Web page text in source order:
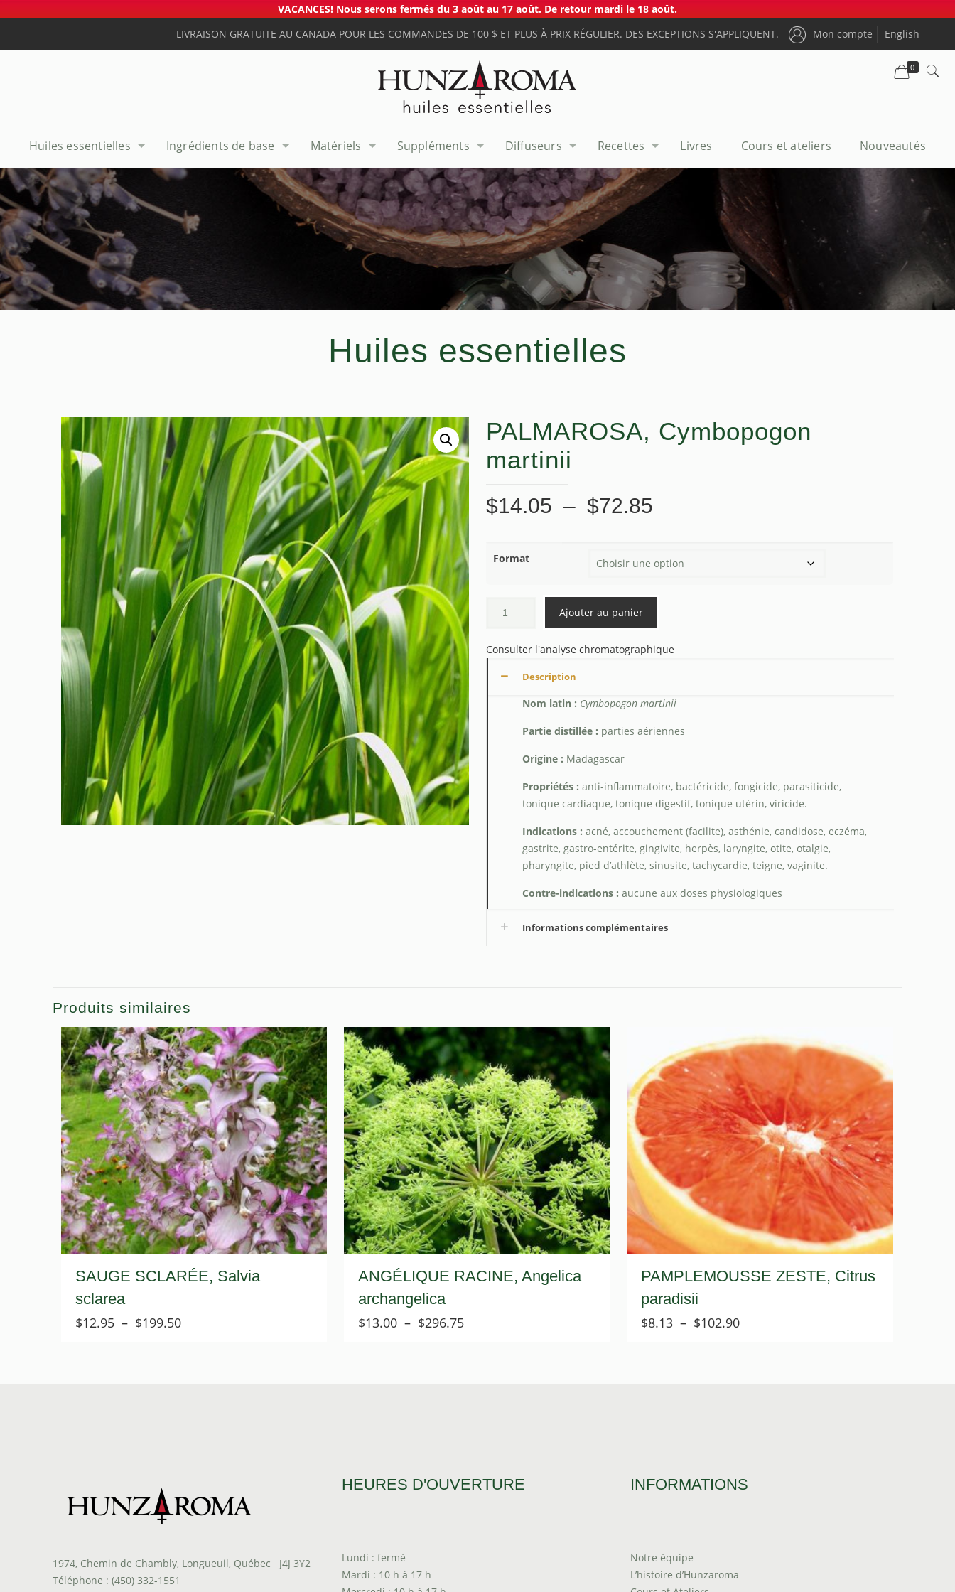
VACANCES! Nous serons fermés du 3 août au 17 août. De retour mardi le 18 août.
LIVRAISON GRATUITE AU CANADA POUR LES COMMANDES DE 100 $ ET PLUS À PRIX RÉGULIER. DES EXCEPTIONS S'APPLIQUENT.
Mon compte English
Huiles essentielles Ingrédients de base Matériels Suppléments Diffuseurs Recettes Livres Cours et ateliers Nouveautés
0
Huiles essentielles
PALMAROSA, Cymbopogon
martinii
$14.05 – $72.85Plage
$14.05
Format
Ajouter au panier
Consulter l'analyse chromatographique
Description
Nom latin : Cymbopogon martinii
Partie distillée : parties aériennes
Origine : Madagascar
Propriétés : anti-inflammatoire, bactéricide, fongicide, parasiticide,
tonique cardiaque, tonique digestif, tonique utérin, viricide.
Indications : acné, accouchement (facilite), asthénie, candidose, eczéma,
gastrite, gastro-entérite, gingivite, herpès, laryngite, otite, otalgie,
pharyngite, pied d’athlète, sinusite, tachycardie, teigne, vaginite.
Contre-indications : aucune aux doses physiologiques
Informations complémentaires
Produits similaires
SAUGE SCLARÉE, Salvia
sclarea
$12.95 – $199.50Plage
ANGÉLIQUE RACINE, Angelica
archangelica
$13.00 – $296.75Plage
PAMPLEMOUSSE ZESTE, Citrus
paradisii
$8.13 – $102.90Plage
1974, Chemin de Chambly, Longueuil, Québec J4J 3Y2
Téléphone : (450) 332-1551
HEURES D'OUVERTURE
Lundi : fermé
Mardi : 10 h à 17 h
INFORMATIONS
Notre équipe
L’histoire d’Hunzaroma